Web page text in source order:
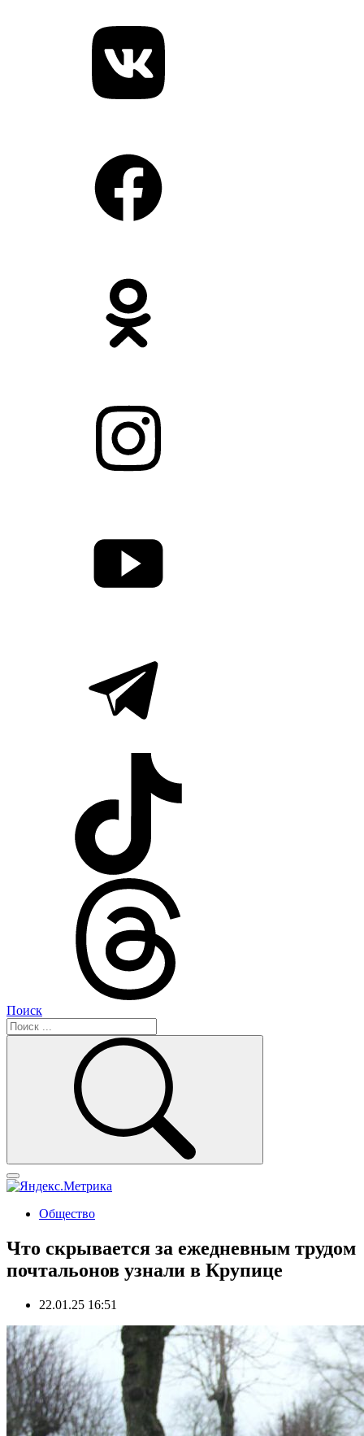
Поиск
Общество
Что скрывается за ежедневным трудом
почтальонов узнали в Крупице
22.01.25 16:51